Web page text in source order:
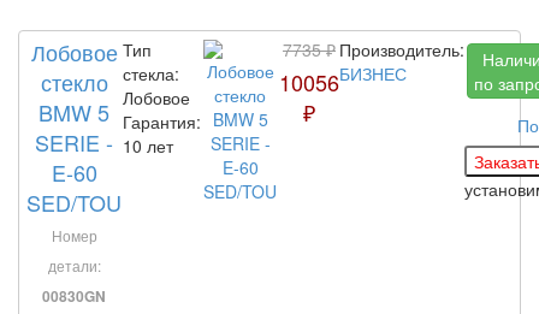
Лобовое
стекло
BMW 5
SERIE -
E-60
SED/TOU
Номер
детали:
00830GN
Тип
стекла:
Лобовое
Гарантия:
10 лет
7735 ₽
10056
₽
Производитель:
БИЗНЕС
по